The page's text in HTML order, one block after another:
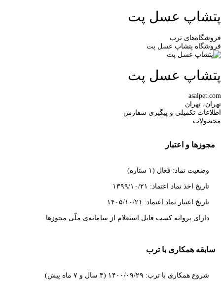
پتشاپ عسل پت
فروشگاه‌های ترب
فروشگاه پتشاپ عسل پت
پتشاپ عسل پت
asalpet.com
تهران، تهران
اطلاعات تکمیلی و پیگیری سفارش
محصولات
مجوزها و اعتبار
وضعیت نماد: فعال (۱ ستاره)
تاریخ اخذ نماد اعتماد: ۱۳۹۹/۱۰/۲۱
تاریخ اعتبار نماد اعتماد: ۱۴۰۵/۱۰/۲۱
دارای پروانه کسب قابل استعلام از سامانه‌ی ملّی مجوزها
سابقه همکاری با ترب
شروع همکاری با ترب: ۱۴۰۰/۰۹/۲۹ (۴ سال و ۷ ماه پیش)